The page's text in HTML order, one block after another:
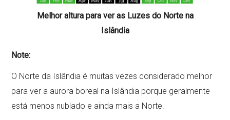
Melhor altura para ver as Luzes do Norte na
Islândia
Note:
O Norte da Islândia é muitas vezes considerado melhor
para ver a aurora boreal na Islândia porque geralmente
está menos nublado e ainda mais a Norte.